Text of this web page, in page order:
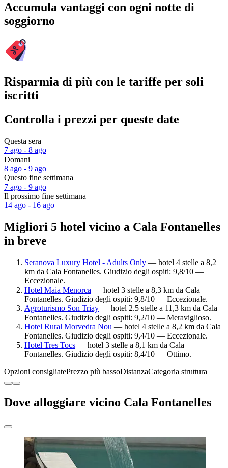
Accumula vantaggi con ogni notte di
soggiorno
Risparmia di più con le tariffe per soli
iscritti
Controlla i prezzi per queste date
Questa sera
7 ago - 8 ago
Domani
8 ago - 9 ago
Questo fine settimana
7 ago - 9 ago
Il prossimo fine settimana
14 ago - 16 ago
Migliori 5 hotel vicino a Cala Fontanelles
in breve
Seranova Luxury Hotel - Adults Only — hotel 4 stelle a 8,2
km da Cala Fontanelles. Giudizio degli ospiti: 9,8/10 —
Eccezionale.
Hotel Maia Menorca — hotel 3 stelle a 8,3 km da Cala
Fontanelles. Giudizio degli ospiti: 9,8/10 — Eccezionale.
Agroturismo Son Triay — hotel 2.5 stelle a 11,3 km da Cala
Fontanelles. Giudizio degli ospiti: 9,2/10 — Meraviglioso.
Hotel Rural Morvedra Nou — hotel 4 stelle a 8,2 km da Cala
Fontanelles. Giudizio degli ospiti: 9,4/10 — Eccezionale.
Hotel Tres Tocs — hotel 3 stelle a 8,1 km da Cala
Fontanelles. Giudizio degli ospiti: 8,4/10 — Ottimo.
Opzioni consigliatePrezzo più bassoDistanzaCategoria struttura
Dove alloggiare vicino Cala Fontanelles